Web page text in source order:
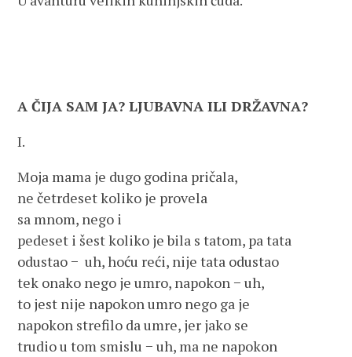
A ČIJA SAM JA? LJUBAVNA ILI DRŽAVNA?
I.
Moja mama je dugo godina pričala,
ne četrdeset koliko je provela
sa mnom, nego i
pedeset i šest koliko je bila s tatom, pa tata
odustao − uh, hoću reći, nije tata odustao
tek onako nego je umro, napokon − uh,
to jest nije napokon umro nego ga je
napokon strefilo da umre, jer jako se
trudio u tom smislu − uh, ma ne napokon